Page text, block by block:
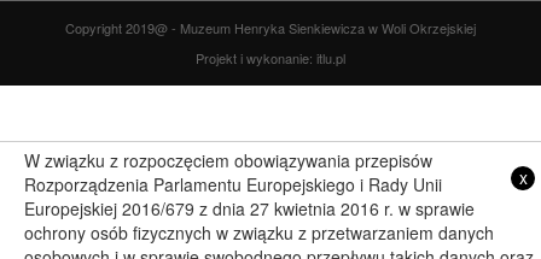
Copyright 2019@ - Muzeum Henryka Sienkiewicza w Woli Okrzejskiej
Projekt i wykonanie: itlu.pl
x
W związku z rozpoczęciem obowiązywania przepisów
Rozporządzenia Parlamentu Europejskiego i Rady Unii
Europejskiej 2016/679 z dnia 27 kwietnia 2016 r. w sprawie
ochrony osób fizycznych w związku z przetwarzaniem danych